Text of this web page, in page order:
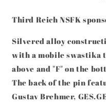
STICKPIN
BY
BY
Third Reich NSFK
Silvered alloy
with a mobile swastika
above and "F" on the
The back of the pin
Gustav Brehmer,